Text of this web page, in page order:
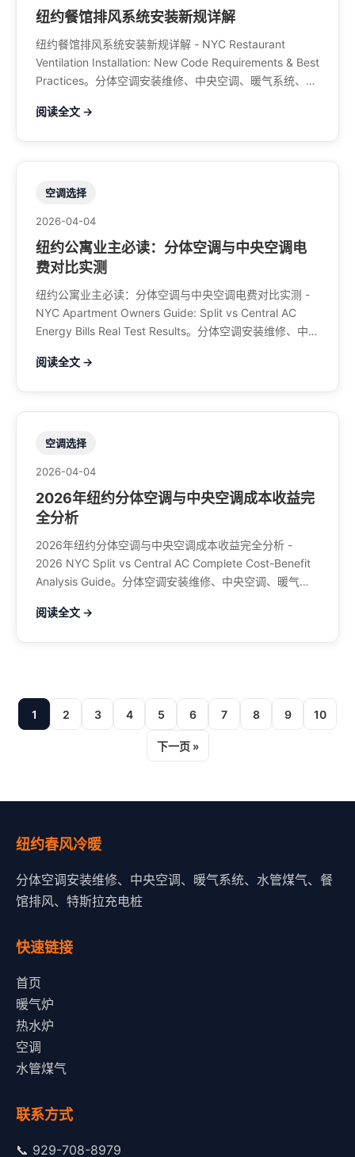
纽约餐馆排风系统安装新规详解
纽约餐馆排风系统安装新规详解 - NYC Restaurant
Ventilation Installation: New Code Requirements & Best
Practices。分体空调安装维修、中央空调、暖气系统、水
8979
阅读全文 →
空调选择
2026-04-04
纽约公寓业主必读：分体空调与中央空调电
费对比实测
纽约公寓业主必读：分体空调与中央空调电费对比实测 -
NYC Apartment Owners Guide: Split vs Central AC
Energy Bills Real Test Results。分体空调安装维修、中央
电话：929-708-8979
阅读全文 →
空调选择
2026-04-04
2026年纽约分体空调与中央空调成本收益完
全分析
2026年纽约分体空调与中央空调成本收益完全分析 -
2026 NYC Split vs Central AC Complete Cost-Benefit
Analysis Guide。分体空调安装维修、中央空调、暖气系
708-8979
阅读全文 →
1 2 3 4 5 6 7 8 9 10
下一页 »
纽约春风冷暖
分体空调安装维修、中央空调、暖气系统、水管煤气、餐
馆排风、特斯拉充电桩
快速链接
首页
暖气炉
热水炉
空调
水管煤气
联系方式
📞 929-708-8979